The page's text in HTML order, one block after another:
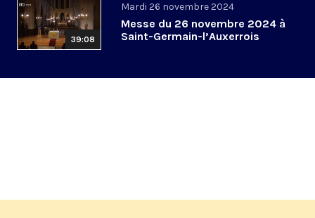
39:08
Mardi 26 novembre 2024
Messe du 26 novembre 2024 à
Saint-Germain-l’Auxerrois